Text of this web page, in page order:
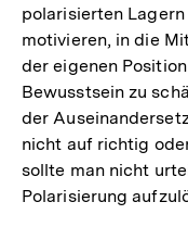
polarisierten
motivieren, in die
der eigenen
Bewusstsein zu
der
nicht auf richtig
sollte man nicht
Polarisierung